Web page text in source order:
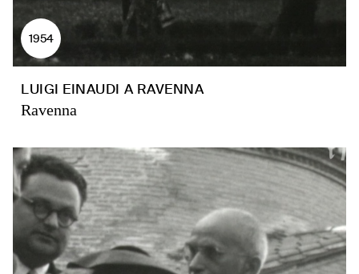
1954
LUIGI EINAUDI A RAVENNA
Ravenna